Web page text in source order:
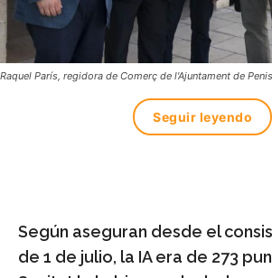
Raquel París, regidora de Comerç de l'Ajuntament de
Seguir leyendo
Según aseguran desde el
de 1 de julio, la IA era de 273